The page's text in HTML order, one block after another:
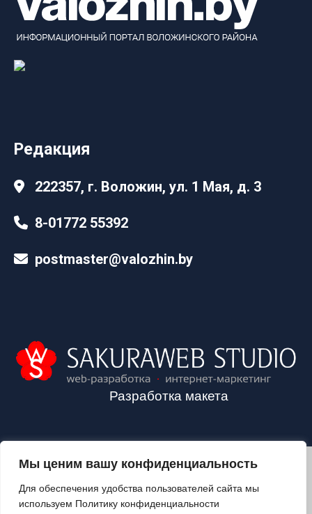
Мы ценим вашу конфиденциальность
Для обеспечения удобства пользователей сайта мы
используем Политику конфиденциальности
Редакция
222357, г. Воложин, ул. 1 Мая, д. 3
8-01772 55392
postmaster@valozhin.by
Разработка макета
2024©VALOZHIN.BY - НОВОСТИ ВОЛОЖИНСКОГО РАЙОНА